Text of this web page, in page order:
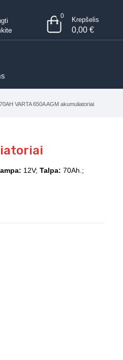
0 Krepšelis
0,00 €
VARTA 650A AGM akumuliatoriai
12V; Talpa: 70Ah.;